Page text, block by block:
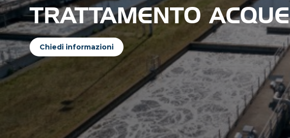
TRATTAMENTO ACQUE
Chiedi informazioni